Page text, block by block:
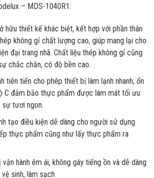
– MDS-1040R1:
hữu thiết kế khác biệt, kết hợp với phần thân
không gỉ chất lượng cao, giúp mang lại cho
đại trang nhã. Chất liệu thép không gỉ cũng
chắc chắn, có độ bền cao.
tiên tiến cho phép thiết bị làm lạnh nhanh, ổn
C đảm bảo thực phẩm được làm mát tối ưu
tươi ngon.
tạo điều kiện dễ dàng cho người sử dụng
thực phẩm cũng như lấy thực phẩm ra
hành êm ái, không gây tiếng ồn và dễ dàng
sinh, làm sạch